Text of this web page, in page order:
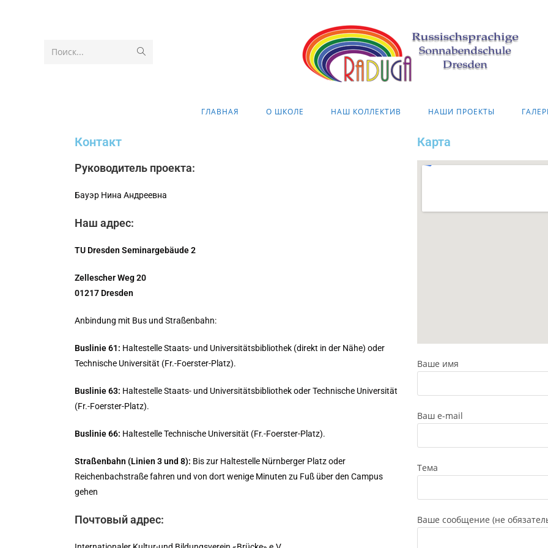
Поиск...
ГЛАВНАЯ О ШКОЛЕ НАШ КОЛЛЕКТИВ НАШИ ПРОЕКТЫ
Контакт
Руководитель проекта:
Бауэр Нина Андреевна
Наш адрес:
TU Dresden Seminargebäude 2
Zellescher Weg 20
01217 Dresden
Anbindung mit Bus und Straßenbahn:
Buslinie 61: Haltestelle Staats- und Universitätsbibliothek (direkt in der Nähe) oder
Technische Universität (Fr.-Foerster-Platz).
Buslinie 63: Haltestelle Staats- und Universitätsbibliothek oder Technische Universität
(Fr.-Foerster-Platz).
Buslinie 66: Haltestelle Technische Universität (Fr.-Foerster-Platz).
Straßenbahn (Linien 3 und 8): Bis zur Haltestelle Nürnberger Platz oder
Reichenbachstraße fahren und von dort wenige Minuten zu Fuß über den Campus
gehen
Почтовый адрес:
Карта
Ваше имя
Ваш e-mail
Тема
Ваше сообщение (не